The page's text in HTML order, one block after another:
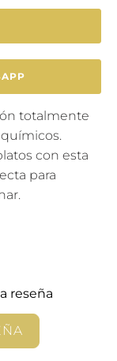
totalmente
con esta
para
reseña